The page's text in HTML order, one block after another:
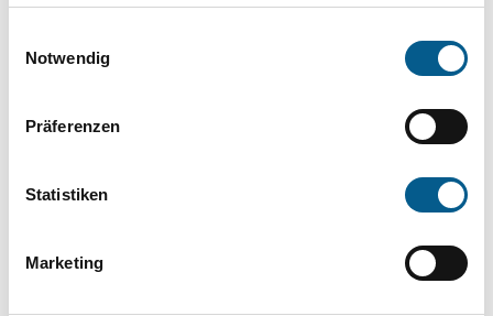
Notwendig
Präferenzen
Statistiken
Marketing
können durch die Wahl von Bereichen oder
Suchen